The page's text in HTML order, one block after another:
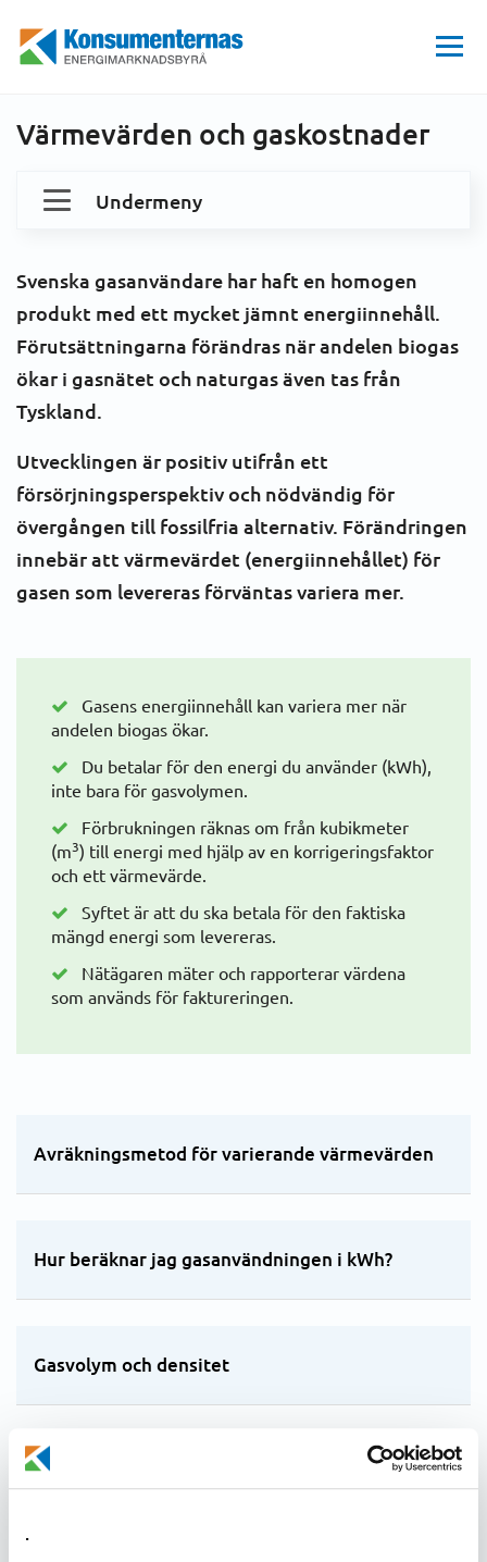
.
Energimarknadsbyrån
Hem
Dina gasavtal och kostnader
Värmevärden och gaskostnader
Värmevärden och gaskostnader
Undermeny
Att byta gashandelsföretag
Gaspriser och avtal
Gaspriskollen
Värmevärden och gaskostnader
Konsumenträtt
Gasmarknaden i Sverige
Svenska gasanvändare har haft en homogen
produkt med ett mycket jämnt energiinnehåll.
Förutsättningarna förändras när andelen biogas
ökar i gasnätet och naturgas även tas från
Tyskland.
Utvecklingen är positiv utifrån ett
försörjningsperspektiv och nödvändig för
övergången till fossilfria alternativ. Förändringen
innebär att värmevärdet (energiinnehållet) för
gasen som levereras förväntas variera mer.
Gasens energiinnehåll kan variera mer när
andelen biogas ökar.
Du betalar för den energi du använder (kWh),
inte bara för gasvolymen.
Förbrukningen räknas om från kubikmeter
(m3) till energi med hjälp av en korrigeringsfaktor
och ett värmevärde.
Syftet är att du ska betala för den faktiska
mängd energi som levereras.
Nätägaren mäter och rapporterar värdena
som används för faktureringen.
Avräkningsmetod för varierande värmevärden
Hur beräknar jag gasanvändningen i kWh?
Gasvolym och densitet
Gasmätning och fakturering av levererad
energi